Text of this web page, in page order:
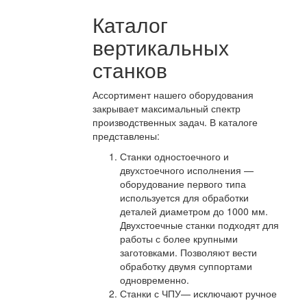
Каталог
вертикальных
станков
Ассортимент нашего оборудования
закрывает максимальный спектр
производственных задач. В каталоге
представлены:
Станки одностоечного и
двухстоечного исполнения —
оборудование первого типа
используется для обработки
деталей диаметром до 1000 мм.
Двухстоечные станки подходят для
работы с более крупными
заготовками. Позволяют вести
обработку двумя суппортами
одновременно.
Станки с ЧПУ— исключают ручное